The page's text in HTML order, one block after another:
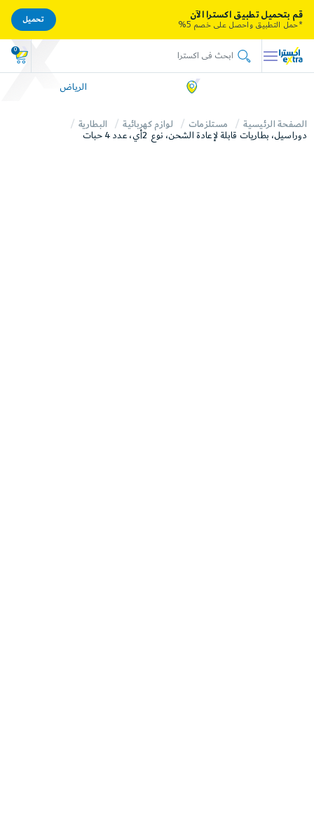
0
الرياض
الصفحة الرئيسية مستلزمات لوازم كهربائية
البطارية
دوراسيل، بطاريات قابلة لإعادة الشحن، نوع 2أي، عدد 4 حبات
قم بتحميل تطبيق اكسترا الآن
*حمل التطبيق واحصل على خصم 5%
تحميل